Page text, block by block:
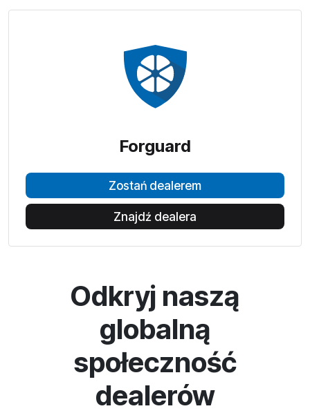
Forguard
Zostań dealerem
Znajdź dealera
Odkryj naszą
globalną
społeczność
dealerów